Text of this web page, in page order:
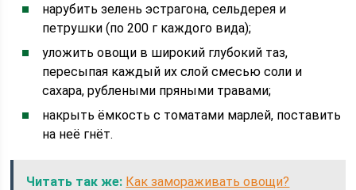
нарубить зелень эстрагона, сельдерея и
петрушки (по 200 г каждого вида);
уложить овощи в широкий глубокий таз,
пересыпая каждый их слой смесью соли и
сахара, рублеными пряными травами;
накрыть ёмкость с томатами марлей, поставить
на неё гнёт.
Читать так же: Как замораживать овощи?